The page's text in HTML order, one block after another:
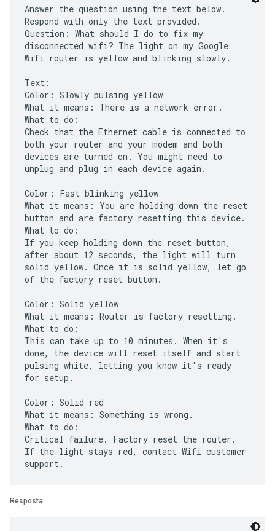
Answer the question using the text below.
Respond with only the text provided.
Question: What should I do to fix my
disconnected wifi? The light on my Google
Wifi router is yellow and blinking slowly.
Text:
Color: Slowly pulsing yellow
What it means: There is a network error.
What to do:
Check that the Ethernet cable is connected to
both your router and your modem and both
devices are turned on. You might need to
unplug and plug in each device again.
Color: Fast blinking yellow
What it means: You are holding down the reset
button and are factory resetting this device.
What to do:
If you keep holding down the reset button,
after about 12 seconds, the light will turn
solid yellow. Once it is solid yellow, let go
of the factory reset button.
Color: Solid yellow
What it means: Router is factory resetting.
What to do:
This can take up to 10 minutes. When it's
done, the device will reset itself and start
pulsing white, letting you know it's ready
for setup.
Color: Solid red
What it means: Something is wrong.
What to do:
Critical failure. Factory reset the router.
If the light stays red, contact Wifi customer
Resposta: